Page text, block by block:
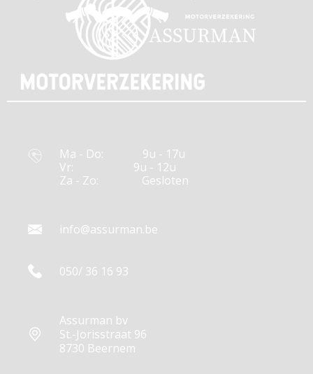
Ma - Do:
9u - 17u
Vr:
9u - 12u
Za - Zo:
Gesloten
info@assurman.be
050/ 36 16 93
Assurman bv
St.-Jorisstraat 96
8730 Beernem